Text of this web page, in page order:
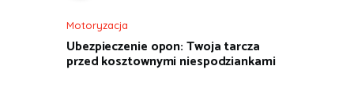
Motoryzacja
Ubezpieczenie opon: Twoja tarcza
przed kosztownymi niespodziankami